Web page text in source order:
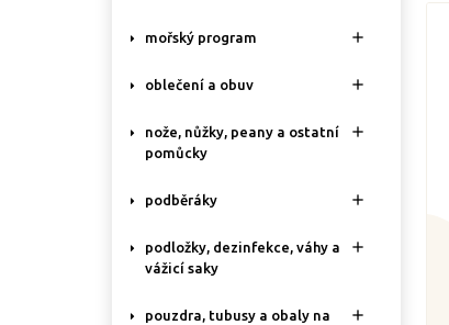
mořský program 
oblečení a obuv 
nože, nůžky, peany a ostatní
pomůcky

podběráky 
podložky, dezinfekce, váhy a
vážicí saky

pouzdra, tubusy a obaly na
